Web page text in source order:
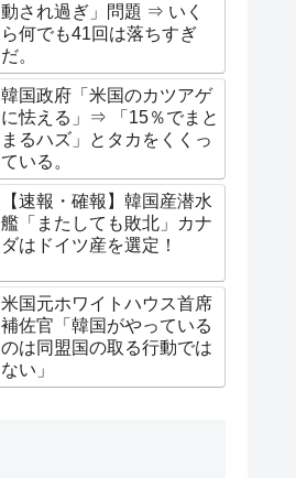
動され過ぎ」問題 ⇒ いく
ら何でも41回は落ちすぎ
だ。
韓国政府「米国のカツアゲ
に怯える」⇒ 「15％でまと
まるハズ」とタカをくくっ
ている。
【速報・確報】韓国産潜水
艦「またしても敗北」カナ
ダはドイツ産を選定！
米国元ホワイトハウス首席
補佐官「韓国がやっている
のは同盟国の取る行動では
ない」